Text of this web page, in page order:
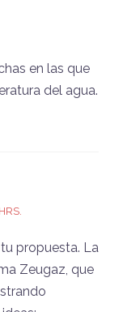
en las que
del agua.
propuesta. La
Zeugaz, que